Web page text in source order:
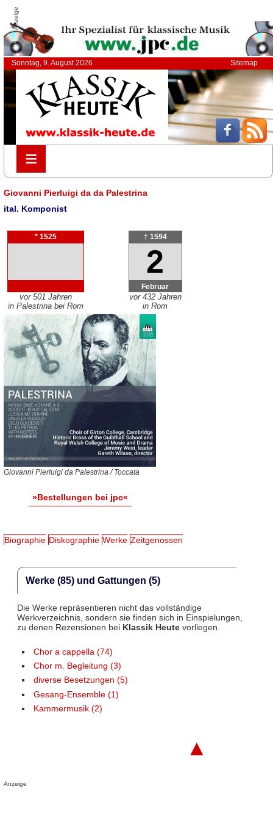
Anzeige
Sonntag, 9. August 2026 Sitemap
≡
≡
Giovanni Pierluigi da da Palestrina
ital. Komponist
* 1525
vor 501 Jahren
in Palestrina bei Rom
† 1594
2
Februar
vor 432 Jahren
in Rom
Giovanni Pierluigi da Palestrina / Toccata
»Bestellungen bei jpc«
Biographie Diskographie Werke Zeitgenossen
Werke (85) und Gattungen (5)
Die Werke repräsentieren nicht das vollständige
Werkverzeichnis, sondern sie finden sich in Einspielungen,
zu denen Rezensionen bei Klassik Heutevorliegen.
Chor a cappella (74)
Chor m. Begleitung (3)
diverse Besetzungen (5)
Gesang-Ensemble (1)
Kammermusik (2)
▲
Anzeige